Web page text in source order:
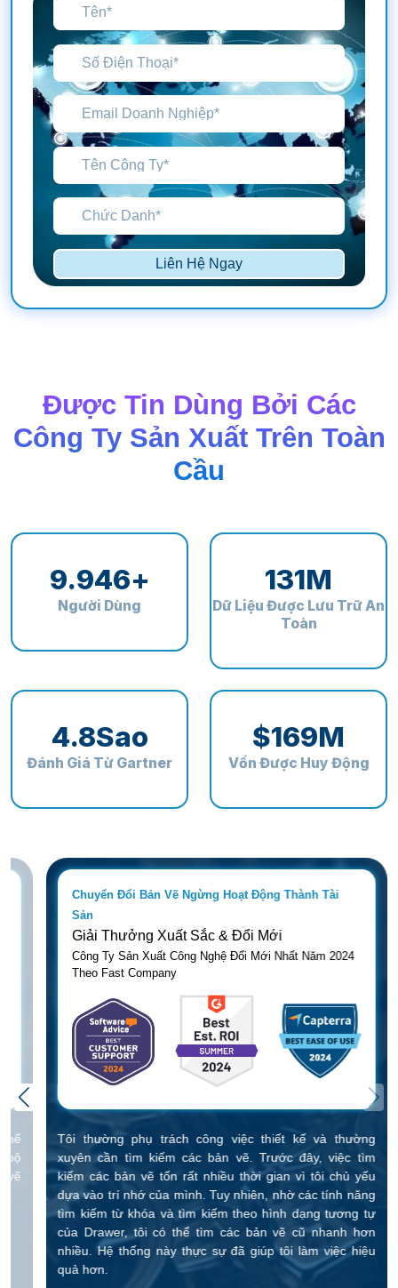
Liên Hệ Ngay
Được Tin Dùng Bởi Các
Công Ty Sản Xuất Trên Toàn
Cầu
9.984+
Người Dùng
132M
Dữ Liệu Được Lưu Trữ An
Toàn
4.8Sao
Đánh Giá Từ Gartner
$170M
Vốn Được Huy Động
bộ
vẽ
Chuyển Đổi Bản Vẽ Ngừng Hoạt Động Thành Tài
Sản
Giải Thưởng Xuất Sắc & Đổi Mới
Công Ty Sản Xuất Công Nghệ Đổi Mới Nhất Năm 2024
Theo Fast Company
Tôi thường phụ trách công việc thiết kế và thường
xuyên cần tìm kiếm các bản vẽ. Trước đây, việc tìm
kiếm các bản vẽ tốn rất nhiều thời gian vì tôi chủ yếu
dựa vào trí nhớ của mình. Tuy nhiên, nhờ các tính năng
tìm kiếm từ khóa và tìm kiếm theo hình dạng tương tự
của Drawer, tôi có thể tìm các bản vẽ cũ nhanh hơn
nhiều. Hệ thống này thực sự đã giúp tôi làm việc hiệu
quả hơn.